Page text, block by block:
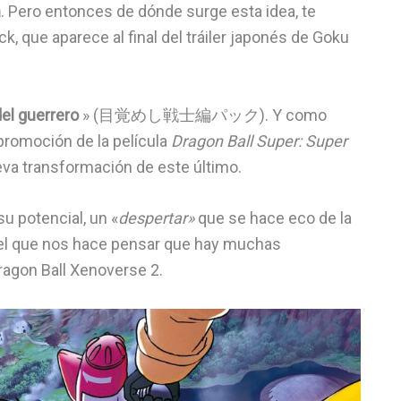
. Pero entonces de dónde surge esta idea, te
que aparece al final del tráiler japonés de Goku
guerrero» (目覚めし戦士編パック). Y como
de la película Dragon Ball Super: Super
transformación de este último.
potencial, un «despertar»que se hace eco de la
que nos hace pensar que hay muchas
Ball Xenoverse 2.